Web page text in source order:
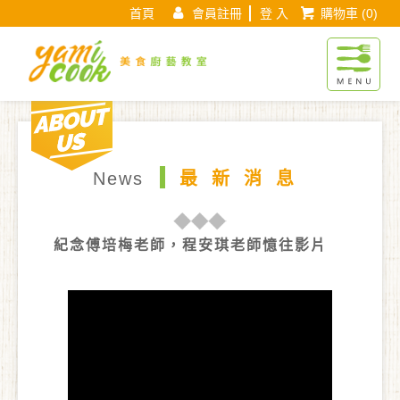
首頁 會員註冊 登 入 購物車(0)
Yamicook美食
現在位置 : 首 頁
News 最新消息
紀念傅培梅老師，程安琪老師憶往影片